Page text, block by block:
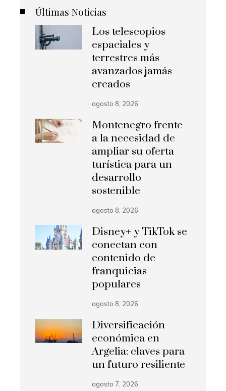
Últimas Noticias
Los telescopios
espaciales y
terrestres más
avanzados jamás
creados
agosto 8, 2026
Montenegro frente
a la necesidad de
ampliar su oferta
turística para un
desarrollo
sostenible
agosto 8, 2026
Disney+ y TikTok se
conectan con
contenido de
franquicias
populares
agosto 8, 2026
Diversificación
económica en
Argelia: claves para
un futuro resiliente
agosto 7, 2026